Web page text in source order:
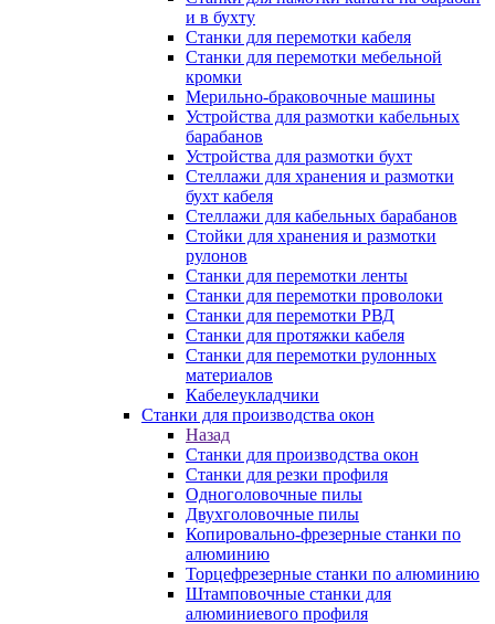
и в бухту
Станки для перемотки кабеля
Станки для перемотки мебельной
кромки
Мерильно-браковочные машины
Устройства для размотки кабельных
барабанов
Устройства для размотки бухт
Стеллажи для хранения и размотки
бухт кабеля
Стеллажи для кабельных барабанов
Стойки для хранения и размотки
рулонов
Станки для перемотки ленты
Станки для перемотки проволоки
Станки для перемотки РВД
Станки для протяжки кабеля
Станки для перемотки рулонных
материалов
Кабелеукладчики
Станки для производства окон
Назад
Станки для производства окон
Станки для резки профиля
Одноголовочные пилы
Двухголовочные пилы
Копировально-фрезерные станки по
алюминию
Торцефрезерные станки по алюминию
Штамповочные станки для
алюминиевого профиля